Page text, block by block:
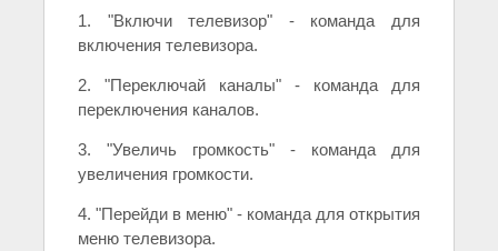
1. "Включи телевизор" - команда для
включения телевизора.
2. "Переключай каналы" - команда для
переключения каналов.
3. "Увеличь громкость" - команда для
увеличения громкости.
4. "Перейди в меню" - команда для открытия
меню телевизора.